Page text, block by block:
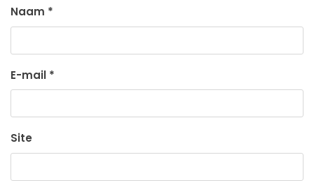
Naam *
E-mail *
Site